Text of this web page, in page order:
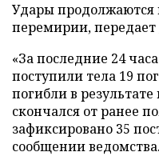
Удары продолжаются
перемирии, передает
«За последние 24
поступили тела 19
погибли в
скончался от ранее
зафиксировано 35
сообщении ведомства.